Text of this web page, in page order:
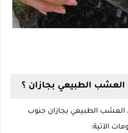
الطبيعي بجازان ؟
العشب الطبيعي بجازان جنوب
الآتية: